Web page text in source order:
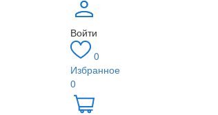
Войти
0
Избранное
0